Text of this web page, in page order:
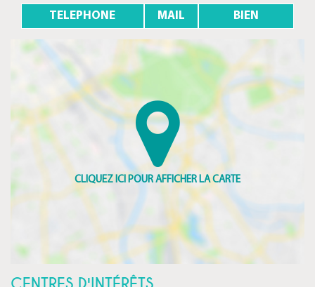
TELEPHONE MAIL BIEN